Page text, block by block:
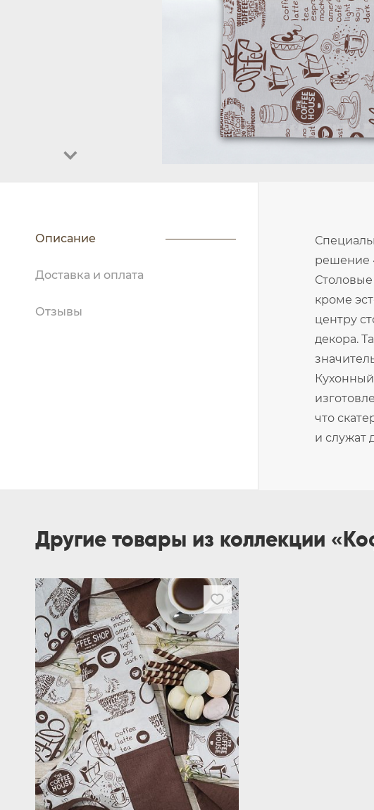
Описание
Доставка и оплата
Отзывы
решение
кроме
центру
декора.
что
и служат
Другие товары из коллекции